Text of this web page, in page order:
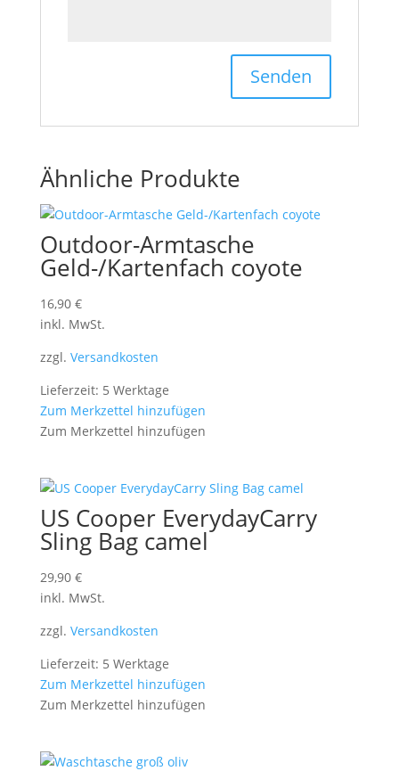
Ähnliche Produkte
Outdoor-Armtasche
Geld-/Kartenfach coyote
16,90 €
inkl. MwSt.
zzgl. Versandkosten
Lieferzeit: 5 Werktage
Zum Merkzettel hinzufügen
Zum Merkzettel hinzufügen
US Cooper EverydayCarry
Sling Bag camel
29,90 €
inkl. MwSt.
zzgl. Versandkosten
Lieferzeit: 5 Werktage
Zum Merkzettel hinzufügen
Zum Merkzettel hinzufügen